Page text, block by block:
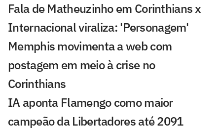
Fala de Matheuzinho em Corinthians x
Internacional viraliza: 'Personagem'
Memphis movimenta a web com
postagem em meio à crise no
Corinthians
IA aponta Flamengo como maior
campeão da Libertadores até 2091